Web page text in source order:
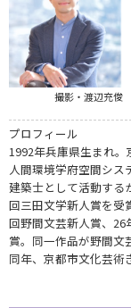
撮影・渡辺充俊
プロフィール
1992年兵庫県生まれ
人間環境学府空間シ
建築士として活動する
回三田文学新人賞を受
回野間文芸新人賞、26
賞。同一作品が野間文
同年、京都市文化芸術